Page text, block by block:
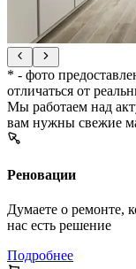
* - фото
отличаться от
Мы работаем над
вам нужны свежие
Реновации
Думаете о ремонте,
нас есть решение
Подробнее